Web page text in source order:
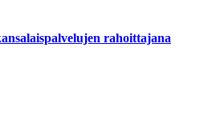
rahoittajana